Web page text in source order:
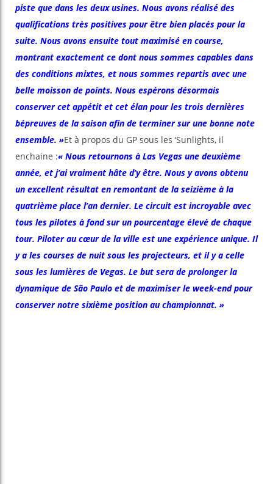
piste que dans les deux usines. Nous avons réalisé des
qualifications très positives pour être bien placés pour la
suite. Nous avons ensuite tout maximisé en course,
montrant exactement ce dont nous sommes capables dans
des conditions mixtes, et nous sommes repartis avec une
belle moisson de points. Nous espérons désormais
conserver cet appétit et cet élan pour les trois dernières
bépreuves de la saison afin de terminer sur une bonne note
ensemble. »Et à propos du GP sous les ‘Sunlights, il
enchaine :« Nous retournons à Las Vegas une deuxième
année, et j’ai vraiment hâte d’y être. Nous y avons obtenu
un excellent résultat en remontant de la seizième à la
quatrième place l’an dernier. Le circuit est incroyable avec
tous les pilotes à fond sur un pourcentage élevé de chaque
tour. Piloter au cœur de la ville est une expérience unique. Il
y a les courses de nuit sous les projecteurs, et il y a celle
sous les lumières de Vegas. Le but sera de prolonger la
dynamique de São Paulo et de maximiser le week-end pour
conserver notre sixième position au championnat. »